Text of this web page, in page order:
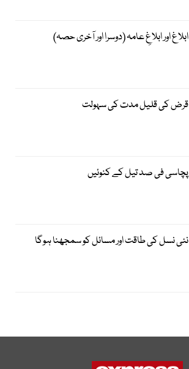
ابلاغ اور ابلاغِ عامہ (دوسرا اور آخری حصہ)
قرض کی قلیل مدت کی سہولت
پچاسی فی صد تیل کے کنوئیں
نئی نسل کی طاقت اور مسائل کو سمجھنا ہوگا